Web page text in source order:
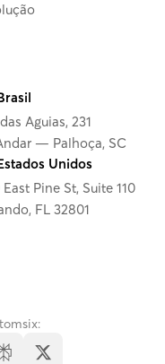
Aguias, 231
— Palhoça, SC
Unidos
East Pine St, Suite 110
FL 32801